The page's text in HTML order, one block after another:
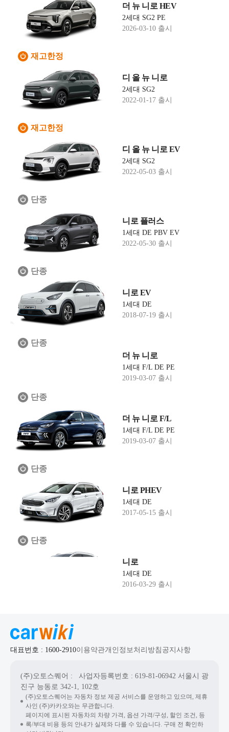
더 뉴 니로 HEV
2세대 SG2 PE
2026-03-10 출시
재고한정
디 올 뉴 니로
2세대 SG2
2022-01-17 출시
재고한정
디 올 뉴 니로 EV
2세대 SG2
2022-05-03 출시
단종
니로 플러스
1세대 DE PBV EV
2022-05-30 출시
단종
니로 EV
1세대 DE
2018-07-19 출시
단종
더 뉴 니로
1세대 F/L DE PE
2019-03-07 출시
단종
더 뉴 니로 F/L
1세대 F/L DE PE
2019-03-07 출시
단종
니로 PHEV
1세대 DE
2017-05-15 출시
단종
니로
1세대 DE
2016-03-29 출시
대표번호 : 1600-2910이용약관개인정보처리방침 공지사항
(주)오토스퀘어 : 사업자등록번호 : 619-81-06942 서울시 광
진구 능동로 342-1, 102호
(주)오토스퀘어는 자동차 정보 제공 서비스를 운영하고 있으며, 제휴
사인 (주)카카오와는 무관합니다.
페이지에 표시된 자동차의 차량 가격, 옵션 가격/구성, 할인 조건, 등
록/부대 비용 등의 안내가 실제와 다를 수 있습니다. 구매 전 확인하